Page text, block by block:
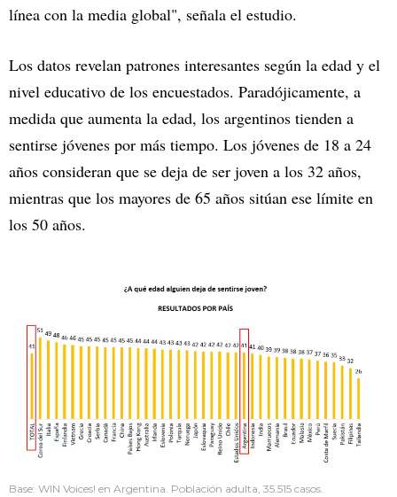
línea con la media global", señala el estudio.
Los datos revelan patrones interesantes según la edad y el
nivel educativo de los encuestados. Paradójicamente, a
medida que aumenta la edad, los argentinos tienden a
sentirse jóvenes por más tiempo. Los jóvenes de 18 a 24
años consideran que se deja de ser joven a los 32 años,
mientras que los mayores de 65 años sitúan ese límite en
los 50 años.
Base: WIN Voices! en Argentina. Población adulta, 35.515 casos.